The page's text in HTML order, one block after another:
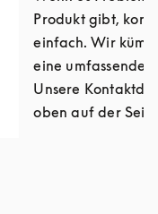
Produkt gibt,
einfach. Wir
eine umfassende
Unsere
oben auf der